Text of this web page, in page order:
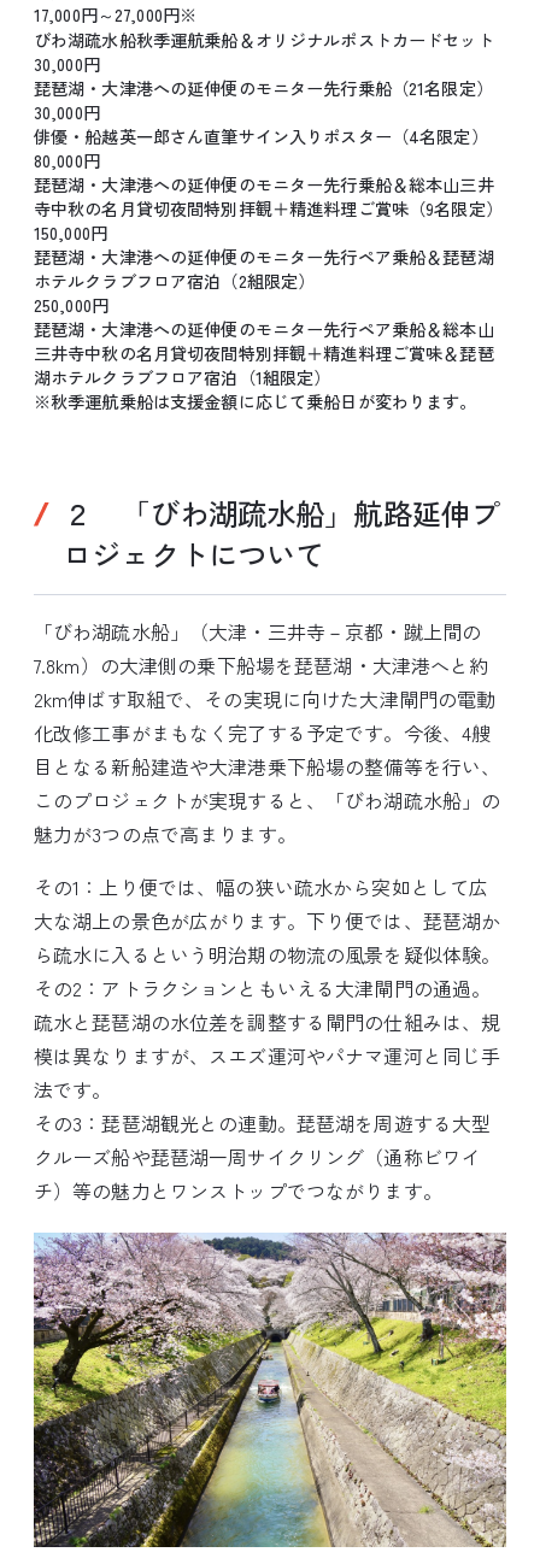
17,000円～27,000円※
びわ湖疏水船秋季運航乗船＆オリジナルポストカードセット
30,000円
琵琶湖・大津港への延伸便のモニター先行乗船（21名限定）
30,000円
俳優・船越英一郎さん直筆サイン入りポスター（4名限定）
80,000円
琵琶湖・大津港への延伸便のモニター先行乗船＆総本山三井
寺中秋の名月貸切夜間特別拝観＋精進料理ご賞味（9名限定）
150,000円
琵琶湖・大津港への延伸便のモニター先行ペア乗船＆琵琶湖
ホテルクラブフロア宿泊（2組限定）
250,000円
琵琶湖・大津港への延伸便のモニター先行ペア乗船＆総本山
三井寺中秋の名月貸切夜間特別拝観＋精進料理ご賞味＆琵琶
湖ホテルクラブフロア宿泊（1組限定）
※秋季運航乗船は支援金額に応じて乗船日が変わります。
２ 「びわ湖疏水船」航路延伸プ
ロジェクトについて
「びわ湖疏水船」（大津・三井寺－京都・蹴上間の
7.8km）の大津側の乗下船場を琵琶湖・大津港へと約
2km伸ばす取組で、その実現に向けた大津閘門の電動
化改修工事がまもなく完了する予定です。今後、4艘
目となる新船建造や大津港乗下船場の整備等を行い、
このプロジェクトが実現すると、「びわ湖疏水船」の
魅力が3つの点で高まります。
その1：上り便では、幅の狭い疏水から突如として広
大な湖上の景色が広がります。下り便では、琵琶湖か
ら疏水に入るという明治期の物流の風景を疑似体験。
その2：アトラクションともいえる大津閘門の通過。
疏水と琵琶湖の水位差を調整する閘門の仕組みは、規
模は異なりますが、スエズ運河やパナマ運河と同じ手
法です。
その3：琵琶湖観光との連動。琵琶湖を周遊する大型
クルーズ船や琵琶湖一周サイクリング（通称ビワイ
チ）等の魅力とワンストップでつながります。